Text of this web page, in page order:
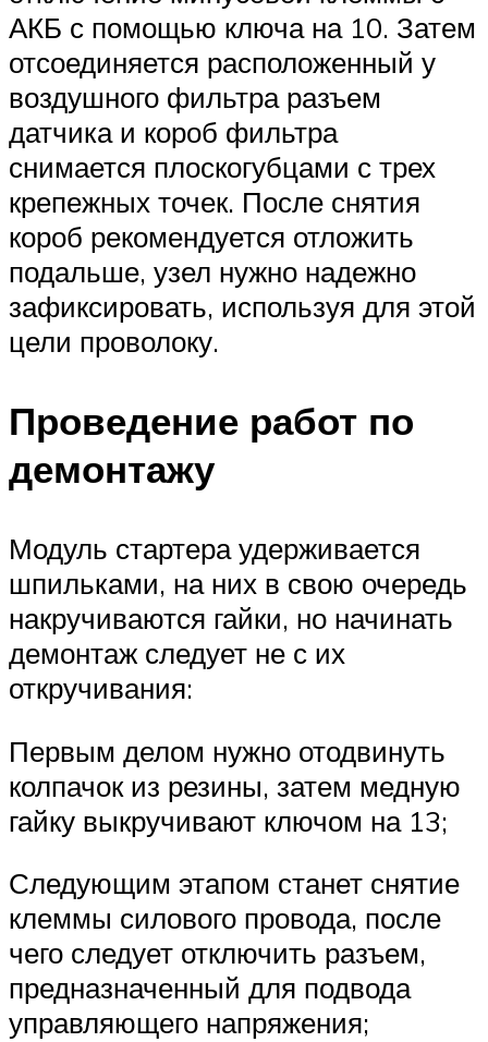
Меню
АКБ с помощью ключа на 10. Затем
отсоединяется расположенный у
воздушного фильтра разъем
датчика и короб фильтра
снимается плоскогубцами с трех
крепежных точек. После снятия
короб рекомендуется отложить
подальше, узел нужно надежно
зафиксировать, используя для этой
цели проволоку.
Проведение работ по
демонтажу
Модуль стартера удерживается
шпильками, на них в свою очередь
накручиваются гайки, но начинать
демонтаж следует не с их
откручивания:
Первым делом нужно отодвинуть
колпачок из резины, затем медную
гайку выкручивают ключом на 13;
Следующим этапом станет снятие
клеммы силового провода, после
чего следует отключить разъем,
предназначенный для подвода
управляющего напряжения;